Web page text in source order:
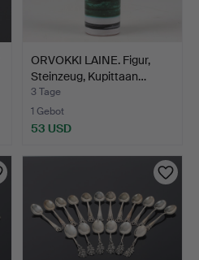
ORVOKKI LAINE. Figur,
Steinzeug, Kupittaan…
3 Tage
1 Gebot
53 USD